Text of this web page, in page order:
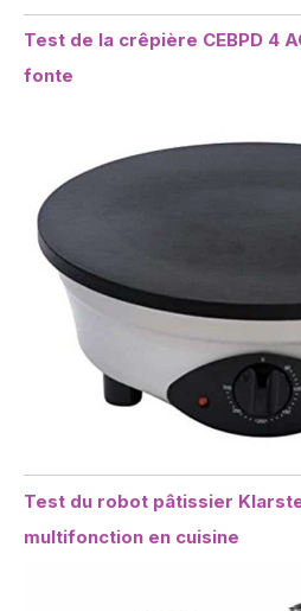
Test de la crêpière CEBPD 4
fonte
Test du robot pâtissier
multifonction en cuisine